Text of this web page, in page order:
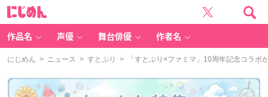
作品名 声優 舞台俳優 作者名
にじめん > ニュース > すとぷり > 「すとぷり×ファミマ」10周年記念コラボ